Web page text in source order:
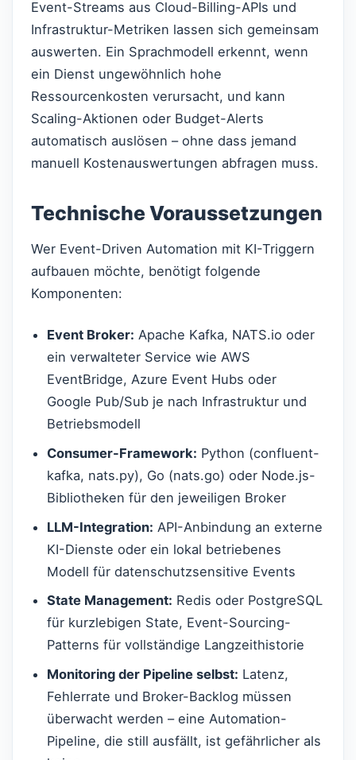
Event-Streams aus Cloud-Billing-APIs und
Infrastruktur-Metriken lassen sich gemeinsam
auswerten. Ein Sprachmodell erkennt, wenn
ein Dienst ungewöhnlich hohe
Ressourcenkosten verursacht, und kann
Scaling-Aktionen oder Budget-Alerts
automatisch auslösen – ohne dass jemand
manuell Kostenauswertungen abfragen muss.
Technische Voraussetzungen
Wer Event-Driven Automation mit KI-Triggern
aufbauen möchte, benötigt folgende
Komponenten:
Event Broker: Apache Kafka, NATS.io oder
ein verwalteter Service wie AWS
EventBridge, Azure Event Hubs oder
Google Pub/Sub je nach Infrastruktur und
Betriebsmodell
Consumer-Framework: Python (confluent-
kafka, nats.py), Go (nats.go) oder Node.js-
Bibliotheken für den jeweiligen Broker
LLM-Integration: API-Anbindung an externe
KI-Dienste oder ein lokal betriebenes
Modell für datenschutzsensitive Events
State Management: Redis oder PostgreSQL
für kurzlebigen State, Event-Sourcing-
Patterns für vollständige Langzeithistorie
Monitoring der Pipeline selbst: Latenz,
Fehlerrate und Broker-Backlog müssen
überwacht werden – eine Automation-
Pipeline, die still ausfällt, ist gefährlicher als